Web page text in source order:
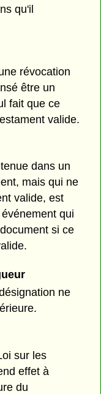
qu'il
révocation
être un
fait que ce
valide.
dans un
mais qui ne
valide, est
qui
si ce
ne
sur les
effet à
du